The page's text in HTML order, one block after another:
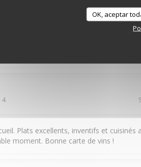
OK, aceptar
Would recommend.
4
Plats excellents, inventifs et
moment. Bonne carte de vins !